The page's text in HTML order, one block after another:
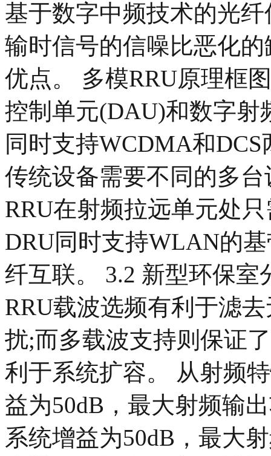
基于数字中频技术的光
输时信号的信噪比恶化
优点。 多模RRU原理框
控制单元(DAU)和数字射
同时支持WCDMA和
传统设备需要不同的多
RRU在射频拉远单元处
DRU同时支持WLAN的
纤互联。 3.2 新型环保
RRU载波选频有利于滤
扰;而多载波支持则保证
利于系统扩容。 从射频
益为50dB，最大射频输
系统增益为50dB，最大